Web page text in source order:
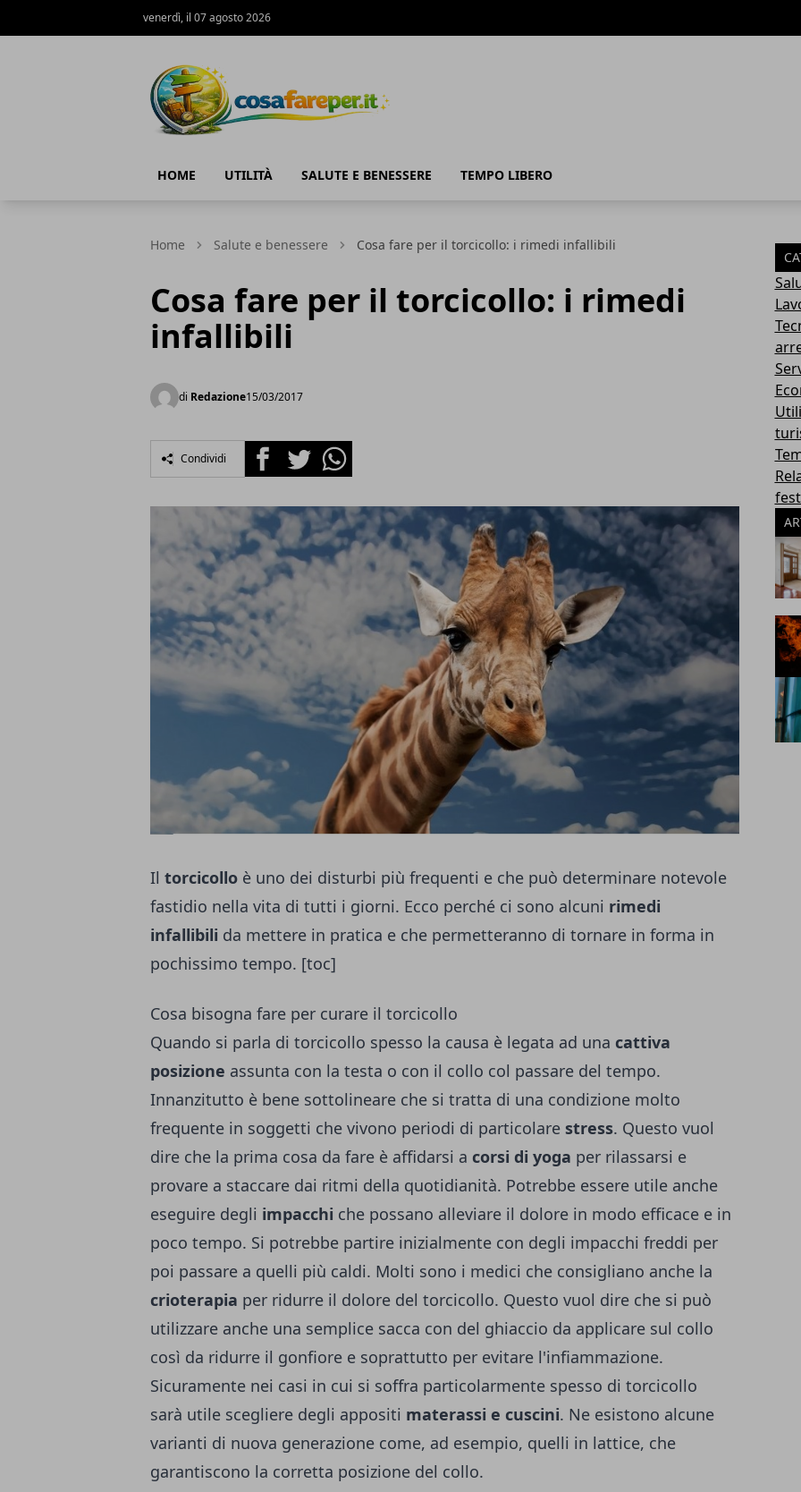
venerdì, il 07 agosto 2026
HOME UTILITÀ SALUTE E BENESSERE TEMPO LIBERO
Home Salute e benessere Cosa fare per il torcicollo: i rimedi infallibili
Cosa fare per il torcicollo: i rimedi
infallibili
di Redazione15/03/2017
Condividi FacebookTwitterWhatsapp
Il torcicollo è uno dei disturbi più frequenti e che può determinare notevole
fastidio nella vita di tutti i giorni. Ecco perché ci sono alcuni rimedi
infallibili da mettere in pratica e che permetteranno di tornare in forma in
pochissimo tempo. [toc]
Cosa bisogna fare per curare il torcicollo
Quando si parla di torcicollo spesso la causa è legata ad una cattiva
posizione assunta con la testa o con il collo col passare del tempo.
Innanzitutto è bene sottolineare che si tratta di una condizione molto
frequente in soggetti che vivono periodi di particolare stress. Questo vuol
dire che la prima cosa da fare è affidarsi a corsi di yoga per rilassarsi e
provare a staccare dai ritmi della quotidianità. Potrebbe essere utile anche
eseguire degli impacchi che possano alleviare il dolore in modo efficace e in
poco tempo. Si potrebbe partire inizialmente con degli impacchi freddi per
poi passare a quelli più caldi. Molti sono i medici che consigliano anche la
crioterapia per ridurre il dolore del torcicollo. Questo vuol dire che si può
utilizzare anche una semplice sacca con del ghiaccio da applicare sul collo
così da ridurre il gonfiore e soprattutto per evitare l'infiammazione.
Sicuramente nei casi in cui si soffra particolarmente spesso di torcicollo
sarà utile scegliere degli appositi materassi e cuscini. Ne esistono alcune
varianti di nuova generazione come, ad esempio, quelli in lattice, che
garantiscono la corretta posizione del collo.